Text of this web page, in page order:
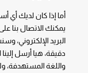
أما إذا كان لديك أي
يمكنك الاتصال بنا
دقيقة، هيا أرسل
واللغة المستهدفة،